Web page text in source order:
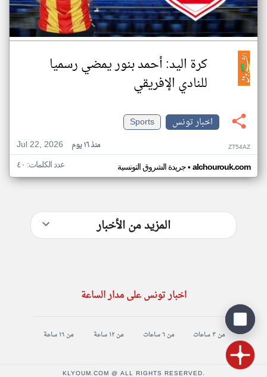
كرة اليد: أحمد بنور يمضي رسميا
للنادي الإفريقي
اخبار تونس
Sports
Jul 22, 2026
منذ ١٦ يوم ZT54AZ
جريدة الشروق التونسية• alchourouk.com عدد الكلمات: ٤٠
المزيد من الأخبار
اخبار تونس على مدار الساعة
من ٣ ساعات من ٦ ساعات من ١٢ ساعة من ١٦ ساعة
KLYOUM.COM @ ALL RIGHTS RESERVED.